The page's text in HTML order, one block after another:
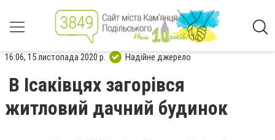
16:06, 15 листопада 2020 р. Надійне джерело
В Ісаківцях загорівся
житловий дачний будинок